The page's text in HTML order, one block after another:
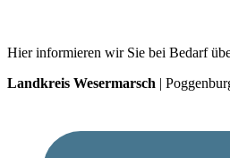
Hier informieren wir Sie bei Bedarf
Landkreis Wesermarsch |